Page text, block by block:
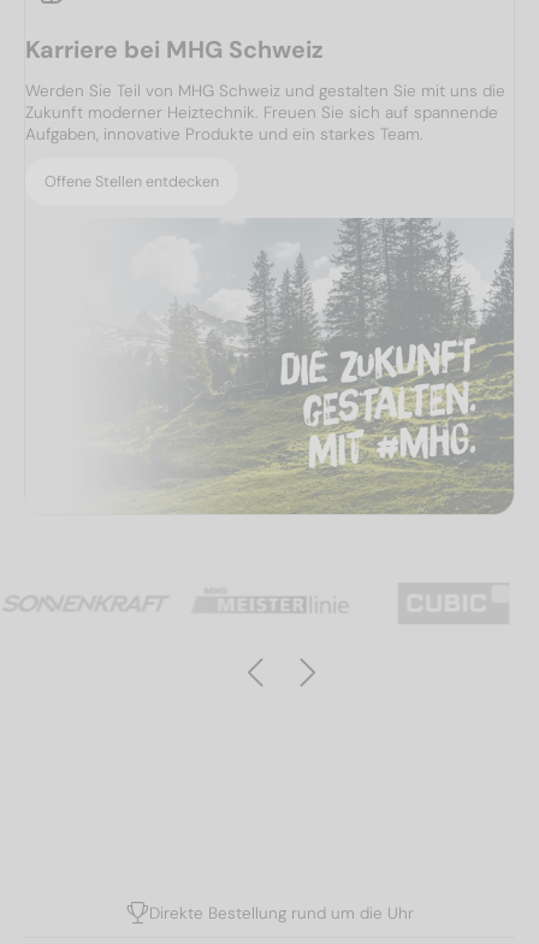
Karriere bei MHG Schweiz
Werden Sie Teil von MHG Schweiz und gestalten Sie mit uns die
Zukunft moderner Heiztechnik. Freuen Sie sich auf spannende
Aufgaben, innovative Produkte und ein starkes Team.
Offene Stellen entdecken
Direkte Bestellung rund um die Uhr